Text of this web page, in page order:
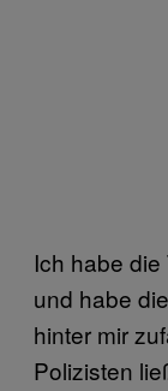
Ich habe
und habe
hinter mir
Polizisten